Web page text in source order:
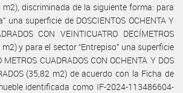
m2), discriminada de la siguiente forma: para
una superficie de DOSCIENTOS OCHENTA Y
CON VEINTICUATRO DECÍMETROS
m2) y para el sector “Entrepiso” una superficie
CUADRADOS CON OCHENTA Y DOS
(35,82 m2) de acuerdo con la Ficha de
identificada como IF-2024-113486604-